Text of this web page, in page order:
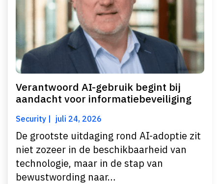
Verantwoord AI-gebruik begint bij
aandacht voor informatiebeveiliging
Security juli 24, 2026
De grootste uitdaging rond AI-adoptie zit
niet zozeer in de beschikbaarheid van
technologie, maar in de stap van
bewustwording naar…